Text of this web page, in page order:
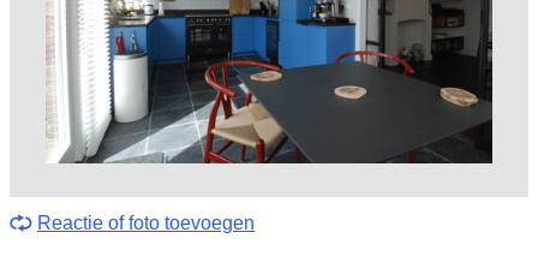
Reactie of foto toevoegen